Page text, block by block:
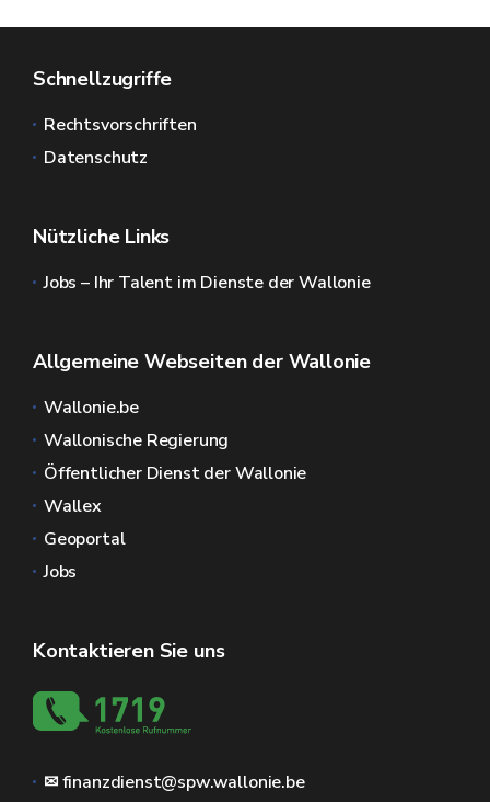
Schnellzugriffe
Rechtsvorschriften
Datenschutz
Nützliche Links
Jobs – Ihr Talent im Dienste der Wallonie
Allgemeine Webseiten der Wallonie
Wallonie.be
Wallonische Regierung
Öffentlicher Dienst der Wallonie
Wallex
Geoportal
Jobs
Kontaktieren Sie uns
✉ finanzdienst@spw.wallonie.be